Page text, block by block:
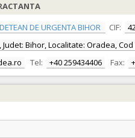
DE URGENTA BIHOR CIF:
Bihor, Localitate: Oradea,
Tel: +40 259434406 Fax: